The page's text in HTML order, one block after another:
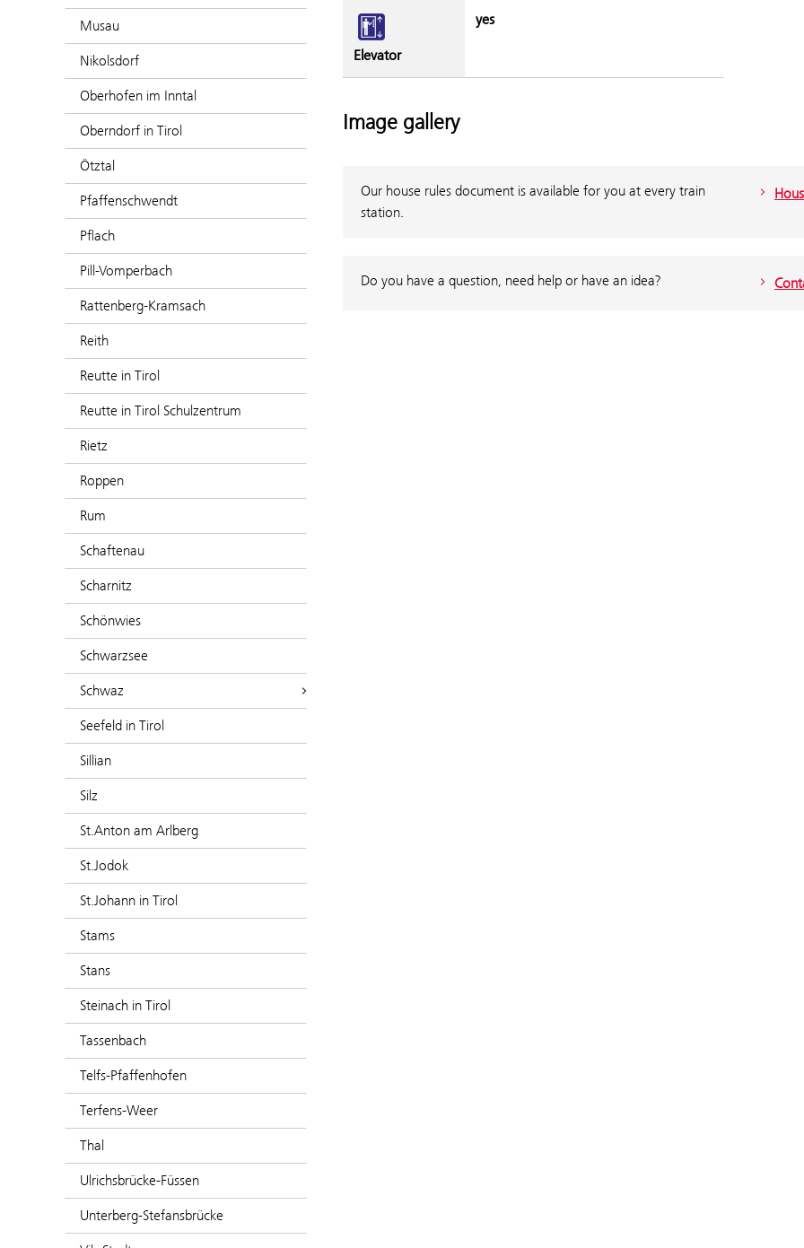
Musau
Nikolsdorf
Oberhofen im Inntal
Oberndorf in Tirol
Ötztal
Pfaffenschwendt
Pflach
Pill-Vomperbach
Rattenberg-Kramsach
Reith
Reutte in Tirol
Reutte in Tirol Schulzentrum
Rietz
Roppen
Rum
Schaftenau
Scharnitz
Schönwies
Schwarzsee
Schwaz
Seefeld in Tirol
Sillian
Silz
St.Anton am Arlberg
St.Jodok
St.Johann in Tirol
Stams
Stans
Steinach in Tirol
Tassenbach
Telfs-Pfaffenhofen
Terfens-Weer
Thal
Ulrichsbrücke-Füssen
Unterberg-Stefansbrücke
Elevator
yes
Image gallery
Our house rules document is available for you at every train
station.
Do you have a question, need help or have an idea?